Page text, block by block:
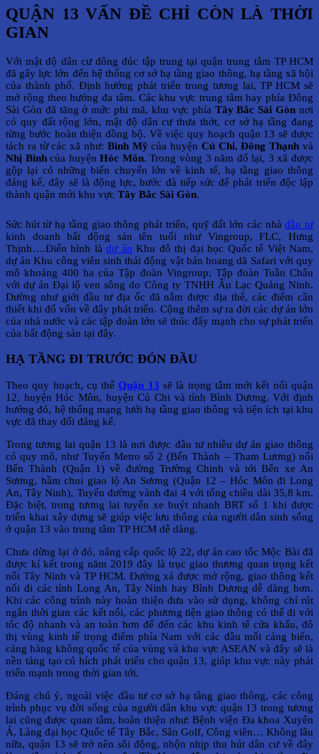
QUẬN 13 VẤN ĐỀ CHỈ CÒN LÀ THỜI
GIAN
Với mật độ dân cư đông đúc tập trung tại quận trung tâm TP HCM
đã gây lực lớn đến hệ thống cơ sở hạ tầng giao thông, hạ tầng xã hội
của thành phố. Định hướng phát triển trong tương lai, TP HCM sẽ
mở rộng theo hướng đa tâm. Các khu vực trung tâm hay phía Đông
Sài Gòn đã tăng ở mức phi mã, khu vực phía Tây Bắc Sài Gòn nơi
có quy đất rộng lớn, mật độ dân cư thưa thớt, cơ sở hạ tầng đang
từng bước hoàn thiện đồng bộ. Về việc quy hoạch quận 13 sẽ được
tách ra từ các xã như: Bình Mỹcủa huyện Củ Chi,Đông Thạnh và
Nhị Bìnhcủa huyệnHóc Môn. Trong vòng 3 năm đổ lại, 3 xã được
gộp lại có những biến chuyển lớn về kinh tế, hạ tầng giao thông
đáng kể, đây sẽ là động lực, bước đà tiếp sức để phát triển độc lập
thành quận mới khu vực Tây Bắc Sài Gòn.
Sức hút từ hạ tầng giao thông phát triển, quỹ đất lớn các nhàđầu tư
kinh doanh bất động sản tên tuổi như Vingroup, FLC, Hưng
Thịnh….Điển hình làdự án Khu đô thị đại học Quốc tế Việt Nam,
dự án Khu công viên sinh thái động vật bán hoang dã Safari với quy
mô khoảng 400 ha của Tập đoàn Vingroup; Tập đoàn Tuần Châu
với dự án Đại lộ ven sông do Công ty TNHH Âu Lạc Quảng Ninh.
Dường như giới đầu tư địa ốc đã nắm được địa thế, các điểm cần
thiết khi đổ vốn về đây phát triển. Cộng thêm sự ra đời các dự án lớn
của nhà nước và các tập đoàn lớn sẽ thúc đẩy mạnh cho sự phát triển
của bất động sản tại đây.
HẠ TẦNG ĐI TRƯỚC ĐÓN ĐẦU
Theo quy hoạch, cụ thể Quận 13 sẽ là trọng tâm mới kết nối quận
12, huyện Hóc Môn, huyện Củ Chi và tỉnh Bình Dương. Với định
hướng đó, hệ thống mạng lưới hạ tầng giao thông và tiện ích tại khu
vực đã thay đổi đáng kể.
Trong tương lai quận 13 là nơi được đầu tư nhiều dự án giao thông
có quy mô, như Tuyến Metro số 2 (Bến Thành – Tham Lương) nối
Bến Thành (Quận 1) về đường Trường Chinh và tới Bến xe An
Sương, hầm chui giao lộ An Sương (Quận 12 – Hóc Môn đi Long
An, Tây Ninh), Tuyến đường vành đai 4 với tổng chiều dài 35,8 km.
Đặc biệt, trong tương lai tuyến xe buýt nhanh BRT số 1 khi được
triển khai xây dựng sẽ giúp việc lưu thông của người dân sinh sống
ở quận 13 vào trung tâm TP HCM dễ dàng.
Chưa dừng lại ở đó, nâng cấp quốc lộ 22, dự án cao tốc Mộc Bài đã
được kí kết trong năm 2019 đây là trục giao thương quan trọng kết
nối Tây Ninh và TP HCM. Đường xá được mở rộng, giao thông kết
nối đi các tỉnh Long An, Tây Ninh hay Bình Dương dễ dàng hơn.
Khi các công trình này hoàn thiện đưa vào sử dụng, không chỉ rút
ngắn thời gian các kết nối, các phương tiện giao thông có thể đi với
tốc độ nhanh và an toàn hơn để đến các khu kinh tế cửa khẩu, đô
thị vùng kinh tế trọng điểm phía Nam với các đầu mối cảng biển,
cảng hàng không quốc tế của vùng và khu vực ASEAN và đây sẽ là
nền tảng tạo cú hích phát triển cho quận 13, giúp khu vực này phát
triển mạnh trong thời gian tới.
Đáng chú ý, ngoài việc đầu tư cơ sở hạ tầng giao thông, các công
trình phục vụ đời sống của người dân khu vực quận 13 trong tương
lai cũng được quan tâm, hoàn thiện như: Bệnh viện Đa khoa Xuyên
Á, Làng đại học Quốc tế Tây Bắc, Sân Golf, Công viên… Không lâu
nữa, quận 13 sẽ trở nên sôi động, nhộn nhịp thu hút dân cư về đây